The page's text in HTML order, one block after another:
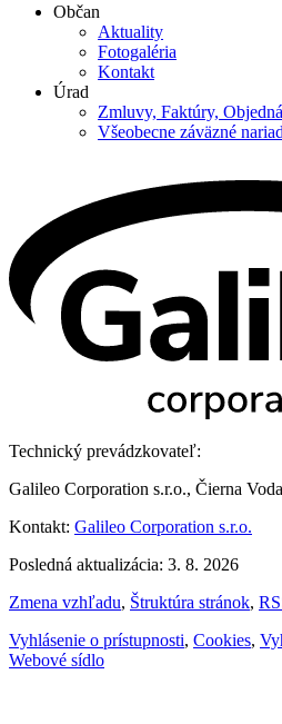
Občan
Aktuality
Fotogaléria
Kontakt
Úrad
Zmluvy, Faktúry,
Všeobecne záväzné
Technický prevádzkovateľ:
Galileo Corporation s.r.o., Čierna
Kontakt: Galileo Corporation s.r.o.
Posledná aktualizácia: 3. 8. 2026
Zmena vzhľadu, Štruktúra stránok,
Vyhlásenie o prístupnosti, Cookies,
Webové sídlo